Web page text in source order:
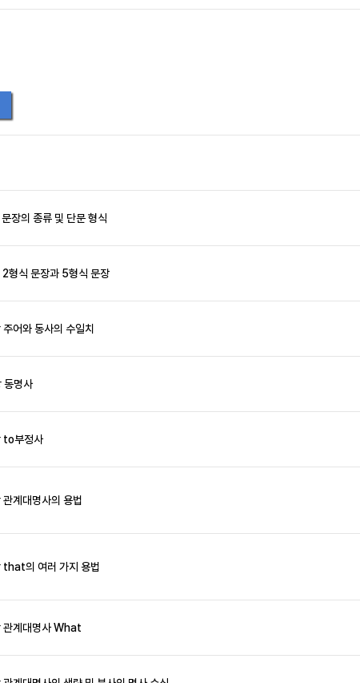
장의 종류 및 단문 형식
형식 문장과 5형식 문장
어와 동사의 수일치
동명사
to부정사
계대명사의 용법
that의 여러 가지 용법
관계대명사 What